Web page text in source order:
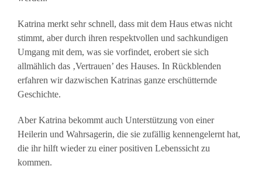
Katrina merkt sehr schnell, dass mit dem Haus etwas nicht
stimmt, aber durch ihren respektvollen und sachkundigen
Umgang mit dem, was sie vorfindet, erobert sie sich
allmählich das ‚Vertrauen’ des Hauses. In Rückblenden
erfahren wir dazwischen Katrinas ganze erschütternde
Geschichte.
Aber Katrina bekommt auch Unterstützung von einer
Heilerin und Wahrsagerin, die sie zufällig kennengelernt hat,
die ihr hilft wieder zu einer positiven Lebenssicht zu
kommen.